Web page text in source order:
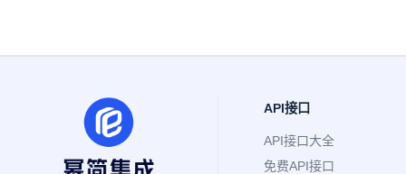
API接口
API接口大全
免费API接口